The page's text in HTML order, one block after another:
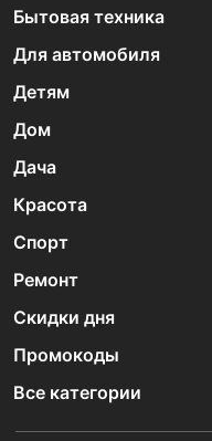
Бытовая техника
Для автомобиля
Детям
Дом
Дача
Красота
Спорт
Ремонт
Скидки дня
Промокоды
Все категории